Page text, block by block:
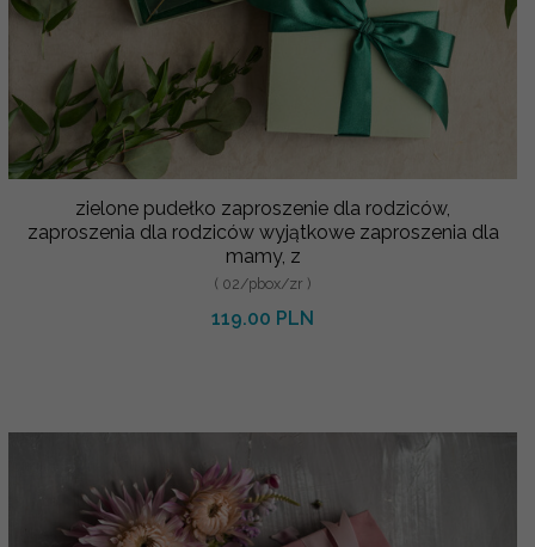
zielone pudełko zaproszenie dla rodziców,
zaproszenia dla rodziców wyjątkowe zaproszenia dla
mamy, z
( 02/pbox/zr )
119.00 PLN